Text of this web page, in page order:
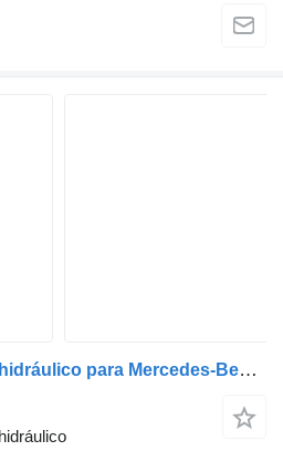
Hydraulic motor motor hidráulico para Mercedes-Benz LK/LN2 camión